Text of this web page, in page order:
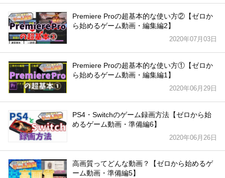
Premiere Proの超基本的な使い方②【ゼロか
ら始めるゲーム動画・編集編2】
2020年07月03日
Premiere Proの超基本的な使い方①【ゼロか
ら始めるゲーム動画・編集編1】
2020年06月29日
PS4・Switchのゲーム録画方法【ゼロから始
めるゲーム動画・準備編6】
2020年06月26日
高画質ってどんな動画？【ゼロから始めるゲ
ーム動画・準備編5】